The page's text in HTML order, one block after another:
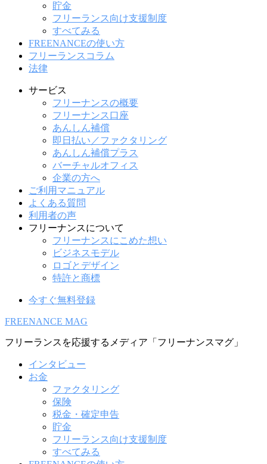
貯金
フリーランス向け支援制度
すべてみる
FREENANCEの使い方
フリーランスコラム
法律
サービス
フリーナンスの概要
フリーナンス口座
あんしん補償
即日払い／ファクタリング
あんしん補償プラス
バーチャルオフィス
企業の方へ
ご利用マニュアル
よくある質問
利用者の声
フリーナンスについて
フリーナンスにこめた想い
ビジネスモデル
ロゴとデザイン
特許と商標
今すぐ無料登録
FREENANCE MAG
フリーランスを応援するメディア「フリーナンスマグ」
インタビュー
お金
ファクタリング
保険
税金・確定申告
貯金
フリーランス向け支援制度
すべてみる